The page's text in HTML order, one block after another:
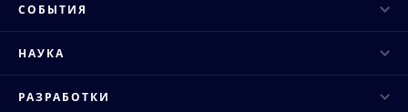
Структура института
СОБЫТИЯ
Научные сессии и совещания
НАУКА
РАЗРАБОТКИ